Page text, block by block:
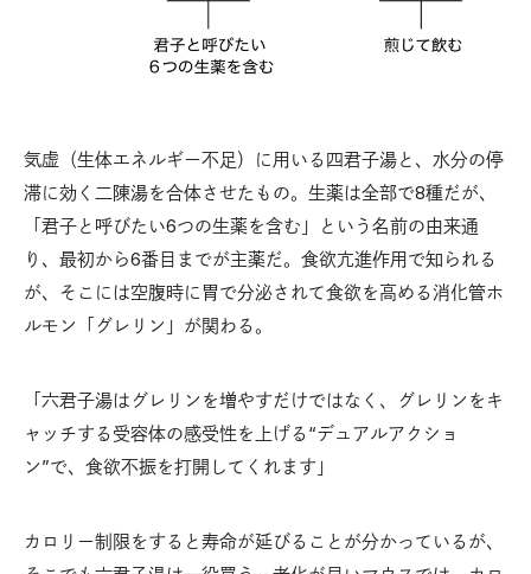
気虚（生体エネルギー不足）に用いる四君子湯と、水分の停
滞に効く二陳湯を合体させたもの。生薬は全部で8種だが、
「君子と呼びたい6つの生薬を含む」という名前の由来通
り、最初から6番目までが主薬だ。食欲亢進作用で知られる
が、そこには空腹時に胃で分泌されて食欲を高める消化管ホ
ルモン「グレリン」が関わる。
「六君子湯はグレリンを増やすだけではなく、グレリンをキ
ャッチする受容体の感受性を上げる“デュアルアクショ
ン”で、食欲不振を打開してくれます」
カロリー制限をすると寿命が延びることが分かっているが、